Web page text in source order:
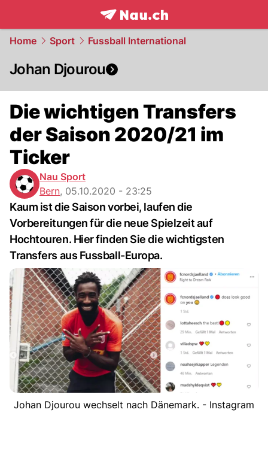
frontpage.NAU.ch
Home Sport Fussball International
Johan Djourou
Die wichtigen Transfers
der Saison 2020/21 im
Ticker
Nau Sport
Bern, 05.10.2020 - 23:25
Kaum ist die Saison vorbei, laufen die
Vorbereitungen für die neue Spielzeit auf
Hochtouren. Hier finden Sie die wichtigsten
Transfers aus Fussball-Europa.
Johan Djourou wechselt nach Dänemark. - Instagram